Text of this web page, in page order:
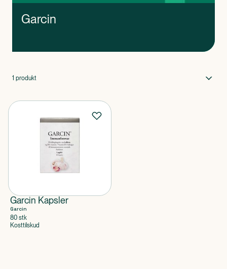
Garcin
1 produkt
Garcin Kapsler
Garcin
80 stk
Kosttilskud